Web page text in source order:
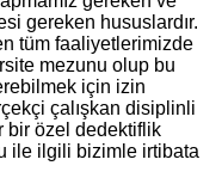
gereken hususlardır.
tüm faaliyetlerimizde
mezunu olup bu
için izin
çalışkan disiplinli
bir özel dedektiflik
ile ilgili bizimle irtibata